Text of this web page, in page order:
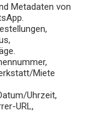
Metadaten von
Miete
Uhrzeit,
URL,